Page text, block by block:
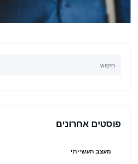
פוסטים אחרונים
מעצב תעשייתי